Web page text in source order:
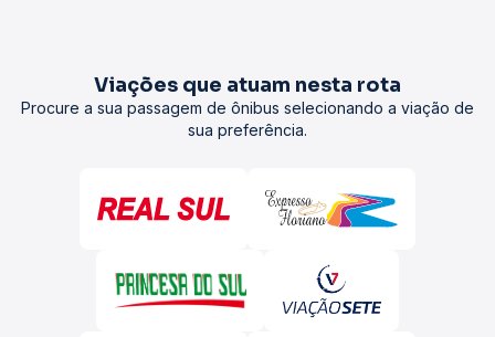
Viações que atuam nesta rota
Procure a sua passagem de ônibus selecionando a viação de
sua preferência.